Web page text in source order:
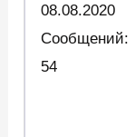
08.08.2020
Сообщений:
54